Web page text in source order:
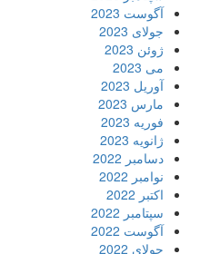
آگوست 2023
جولای 2023
ژوئن 2023
می 2023
آوریل 2023
مارس 2023
فوریه 2023
ژانویه 2023
دسامبر 2022
نوامبر 2022
اکتبر 2022
سپتامبر 2022
آگوست 2022
جولای 2022